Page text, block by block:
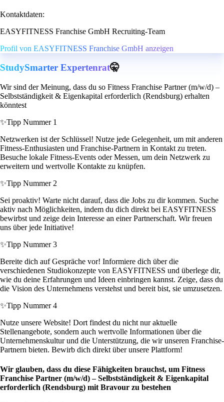
Kontaktdaten:
EASYFITNESS Franchise GmbH Recruiting-Team
Profil von EASYFITNESS Franchise GmbH anzeigen
StudySmarter Expertenrat🤫
Wir sind der Meinung, dass du so Fitness Franchise Partner (m/w/d) –
Selbstständigkeit & Eigenkapital erforderlich (Rendsburg) erhalten
könntest
✨Tipp Nummer 1
Netzwerken ist der Schlüssel! Nutze jede Gelegenheit, um mit anderen
Fitness-Enthusiasten und Franchise-Partnern in Kontakt zu treten.
Besuche lokale Fitness-Events oder Messen, um dein Netzwerk zu
erweitern und wertvolle Kontakte zu knüpfen.
✨Tipp Nummer 2
Sei proaktiv! Warte nicht darauf, dass die Jobs zu dir kommen. Suche
aktiv nach Möglichkeiten, indem du dich direkt bei EASYFITNESS
bewirbst und zeige dein Interesse an einer Partnerschaft. Wir freuen
uns über jede Initiative!
✨Tipp Nummer 3
Bereite dich auf Gespräche vor! Informiere dich über die
verschiedenen Studiokonzepte von EASYFITNESS und überlege dir,
wie du deine Erfahrungen und Ideen einbringen kannst. Zeige, dass du
die Vision des Unternehmens verstehst und bereit bist, sie umzusetzen.
✨Tipp Nummer 4
Nutze unsere Website! Dort findest du nicht nur aktuelle
Stellenangebote, sondern auch wertvolle Informationen über die
Unternehmenskultur und die Unterstützung, die wir unseren Franchise-
Partnern bieten. Bewirb dich direkt über unsere Plattform!
Wir glauben, dass du diese Fähigkeiten brauchst, um Fitness
Franchise Partner (m/w/d) – Selbstständigkeit & Eigenkapital
erforderlich (Rendsburg) mit Bravour zu bestehen